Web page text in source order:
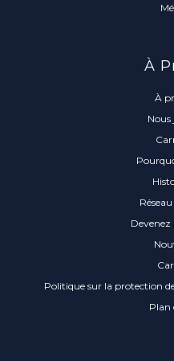
À
À
Nous
Politique sur la protection
Plan